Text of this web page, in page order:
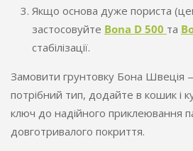
Якщо основа дуже пориста
застосовуйте Bona D 500 та
стабілізації.
Замовити грунтовку Бона Швеція
потрібний тип, додайте в кошик і
ключ до надійного приклеювання
довготривалого покриття.